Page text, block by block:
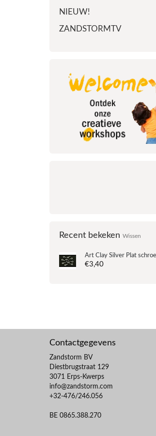
NIEUW!
ZANDSTORMTV
Recent bekeken Wissen
Art Clay Silver Plat schroefoogje (premium) -
€3,40
Contactgegevens
Zandstorm BV
Diestbrugstraat 129
3071 Erps-Kwerps
info@zandstorm.com
+32-476/246.056
BE 0865.388.270